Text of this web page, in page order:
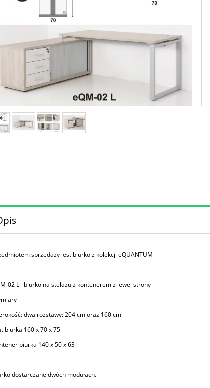
sprzedaży jest biurko z kolekcji eQUANTUM
02 L biurko na stelażu z kontenerem z lewej strony
dwa rozstawy: 204 cm oraz 160 cm
biurka 160 x 70 x 75
biurka 140 x 50 x 63
dostarczane dwóch modułach.